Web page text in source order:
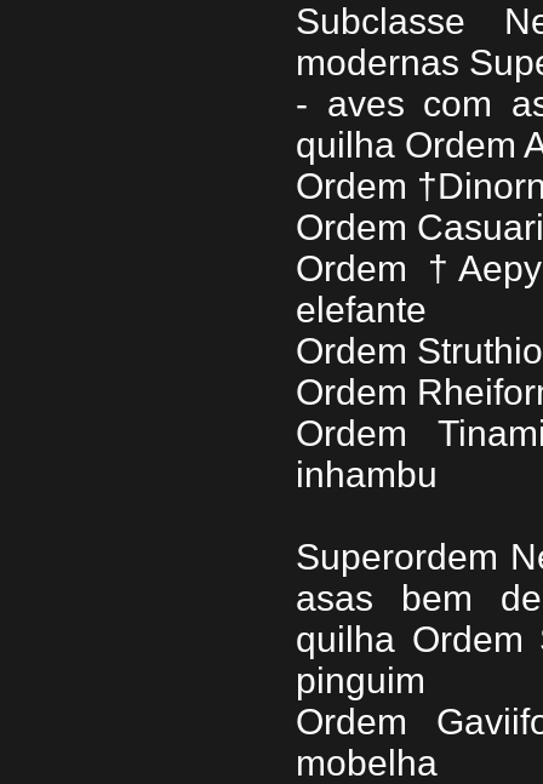
Subclasse
modernas
- aves com
quilha Ordem
Ordem
Ordem
Ordem
elefante
Ordem
Ordem
Ordem
inhambu
Superordem
asas bem
quilha Ordem
pinguim
Ordem
mobelha